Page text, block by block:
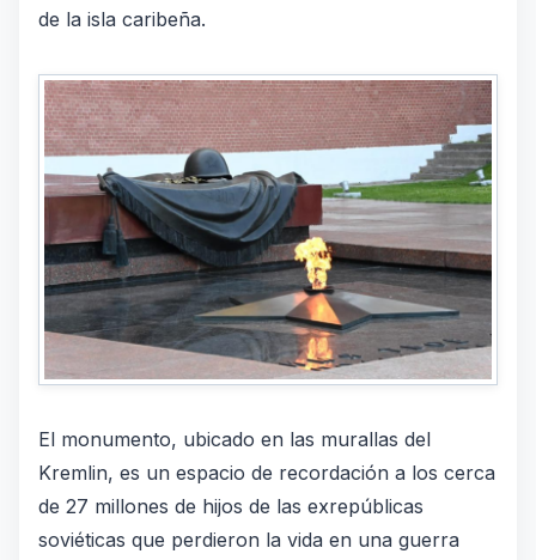
de la isla caribeña.
El monumento, ubicado en las murallas del
Kremlin, es un espacio de recordación a los cerca
de 27 millones de hijos de las exrepúblicas
soviéticas que perdieron la vida en una guerra